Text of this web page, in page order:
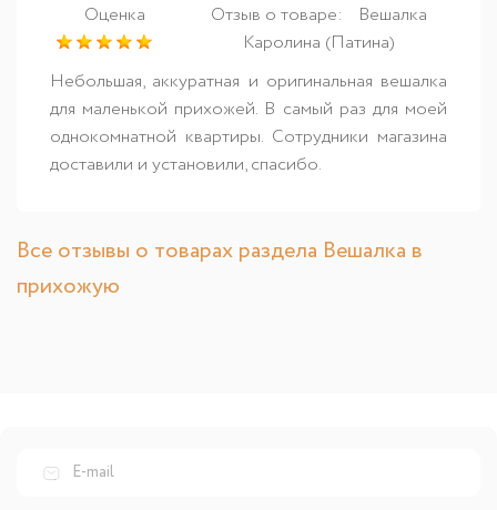
Оценка
Отзыв о товаре:
Вешалка
Каролина (Патина)
Небольшая, аккуратная и оригинальная вешалка
для маленькой прихожей. В самый раз для моей
однокомнатной квартиры. Сотрудники магазина
доставили и установили, спасибо.
Все отзывы о товарах раздела Вешалка в
прихожую